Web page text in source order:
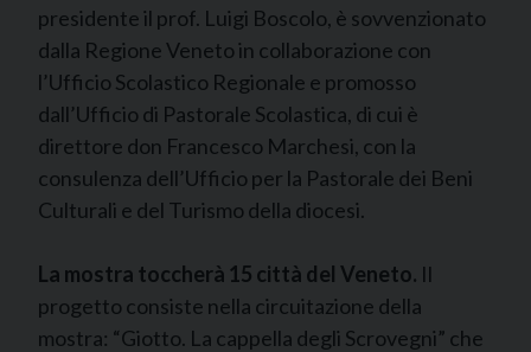
presidente il prof. Luigi Boscolo, è sovvenzionato
dalla Regione Veneto in collaborazione con
l’Ufficio Scolastico Regionale e promosso
dall’Ufficio di Pastorale Scolastica, di cui è
direttore don Francesco Marchesi, con la
consulenza dell’Ufficio per la Pastorale dei Beni
Culturali e del Turismo della diocesi.
La mostra toccherà 15 città del Veneto. Il
progetto consiste nella circuitazione della
mostra: “Giotto. La cappella degli Scrovegni” che